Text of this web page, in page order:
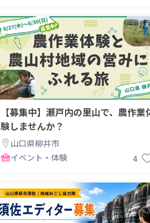
【募集中】瀬戸内の里山で、農作業
験しませんか？
山口県柳井市
イベント・体験
4